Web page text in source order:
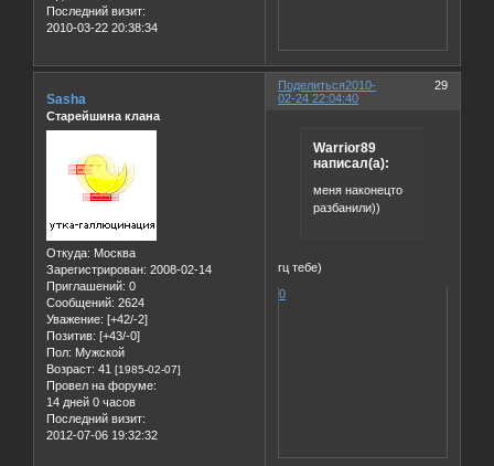
Последний визит:
2010-03-22 20:38:34
Поделиться 29
2010-
02-24 22:04:40
Sasha
Старейшина клана
Откуда: Москва
Зарегистрирован: 2008-02-14
Приглашений: 0
Сообщений: 2624
Уважение: [+42/-2]
Позитив: [+43/-0]
Пол: Мужской
Возраст: 41 [1985-02-07]
Провел на форуме:
14 дней 0 часов
Последний визит:
2012-07-06 19:32:32
Warrior89
написал(а):
меня наконецто
разбанили))
гц тебе)
0